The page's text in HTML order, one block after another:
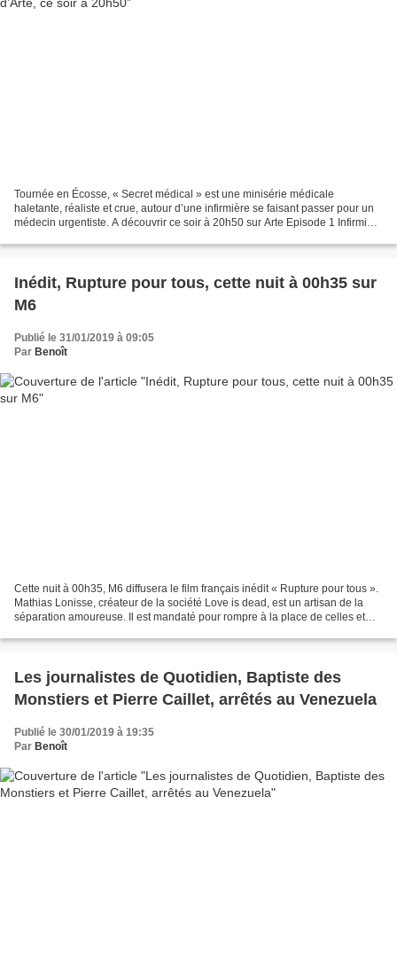
Tournée en Écosse, « Secret médical » est une minisérie médicale
haletante, réaliste et crue, autour d’une infirmière se faisant passer pour un
médecin urgentiste. A découvrir ce soir à 20h50 sur Arte Episode 1 Infirmière
Inédit, Rupture pour tous, cette nuit à 00h35 sur
M6
Publié le 31/01/2019 à 09:05
Par Benoît
Cette nuit à 00h35, M6 diffusera le film français inédit « Rupture pour tous ».
Mathias Lonisse, créateur de la société Love is dead, est un artisan de la
séparation amoureuse. Il est mandaté pour rompre à la place de celles et
Les journalistes de Quotidien, Baptiste des
Monstiers et Pierre Caillet, arrêtés au Venezuela
Publié le 30/01/2019 à 19:35
Par Benoît